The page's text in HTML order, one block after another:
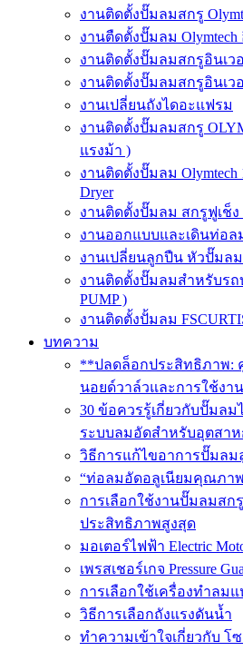
งานติดตั้งปั๊มลมสกรู
งานตืดตั้งปั๊มลม Olymtech
งานติดตั้งปั๊มลมสกรูอินเว
งานติดตั้งปั๊มลมสกรูอินเวอ
งานเปลี่ยนถังไดอะแฟรม
งานติดตั้งปั๊มลมสกรู
แรงม้า )
งานติดตั้งปั๊มลม
Dryer
งานติดตั้งปั๊มลม สกรูฟูเช็ง
งานออกแบบและเดินท่อล
งานเปลี่ยนลูกปืน หัวปั๊มลม
งานติดตั้งปั๊มลมสำหรับรถ
PUMP )
งานติดตั้งปั้มลม
บทความ
**ปลดล็อกประสิทธิภาพ:
นอยด์วาล์วและการใช้งา
30 ข้อควรรู้เกี่ยวกับปั๊มล
ระบบลมอัดสำหรับอุตสา
วิธีการแก้ไขอาการปั๊มลมลู
“ท่อลมอัดอลูเนียมคุณภา
การเลือกใช้งานปั๊มลมสก
ประสิทธิภาพสูงสุด
มอเตอร์ไฟฟ้า Electric
เพรสเชอร์เกจ Pressure
การเลือกใช้เครื่องทำลมแ
วิธีการเลือกถังแรงดันน้ำ
ทำความเข้าใจเกี่ยวกับ โ